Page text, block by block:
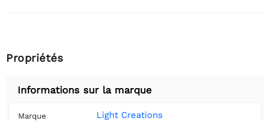
Propriétés
Informations sur la marque
Marque Light Creations